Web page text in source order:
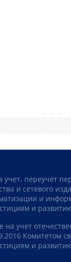
учет, переучет
и сетевого
и
и
на учет
Комитетом
и